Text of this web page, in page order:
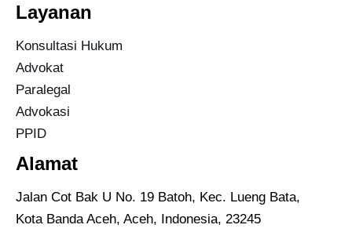
Layanan
Konsultasi Hukum
Advokat
Paralegal
Advokasi
PPID
Alamat
Jalan Cot Bak U No. 19 Batoh, Kec. Lueng Bata,
Kota Banda Aceh, Aceh, Indonesia, 23245